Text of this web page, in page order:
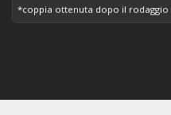
*coppia ottenuta dopo il rodaggio